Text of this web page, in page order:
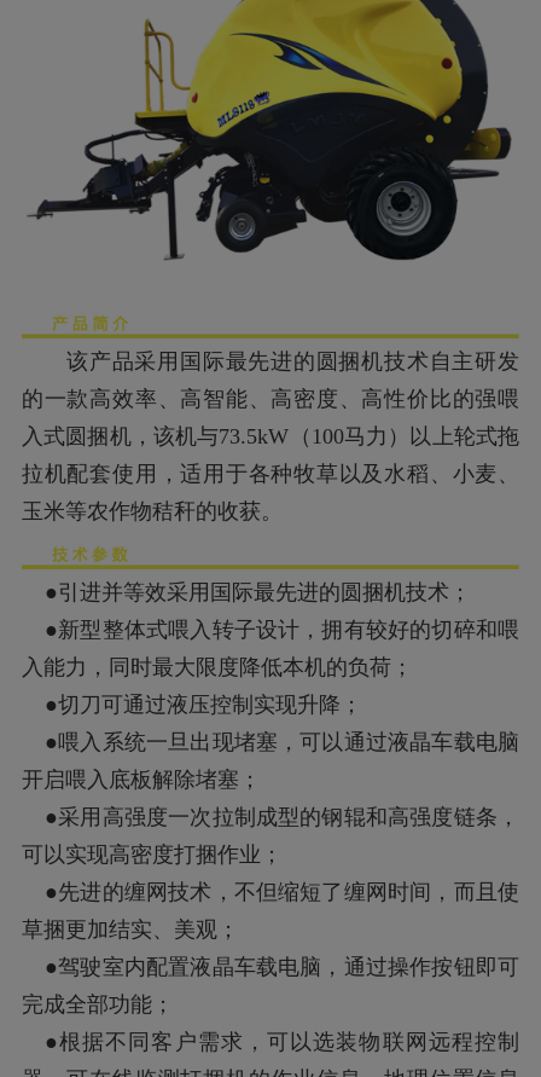
该产品采用国际最先进的圆捆机技术自主研发
的一款高效率、高智能、高密度、高性价比的强喂
入式圆捆机，该机与73.5kW（100马力）以上轮式拖
拉机配套使用，适用于各种牧草 以及水稻、小麦、
玉米等农作物秸秆的收获。
●引进并等效采用国际最先进的圆捆机技术；
●新型整体式喂入转子设计，拥有较好的切碎和喂
入能力，同时最大限度降低本机的负荷；
●切刀可通过液压控制实现升降；
●喂入系统一旦出现堵塞，可以通过液晶车载电脑
开启喂入底板解除堵塞；
●采用高强度一次拉制成型的钢辊和高强度链条，
可以实现高密度打捆作业；
●先进的缠网技术，不但缩短了缠网时间，而且使
草捆更加结实、美观；
●驾驶室内配置液晶车载电脑，通过操作按钮即可
完成全部功能；
●根据不同客户需求，可以选装物联网远程控制